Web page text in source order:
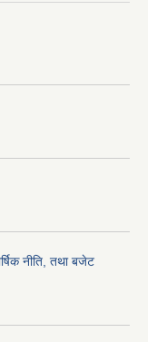
नीति, तथा बजेट